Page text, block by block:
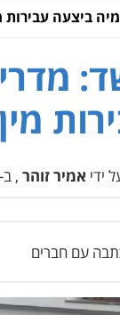
ביצעה עבירות
ידי אמיר זוהר , ב-22/06/2017 07:08
עם חברים